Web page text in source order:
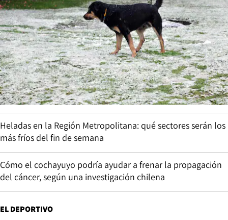
Heladas en la Región Metropolitana: qué sectores serán los
más fríos del fin de semana
Cómo el cochayuyo podría ayudar a frenar la propagación
del cáncer, según una investigación chilena
EL DEPORTIVO